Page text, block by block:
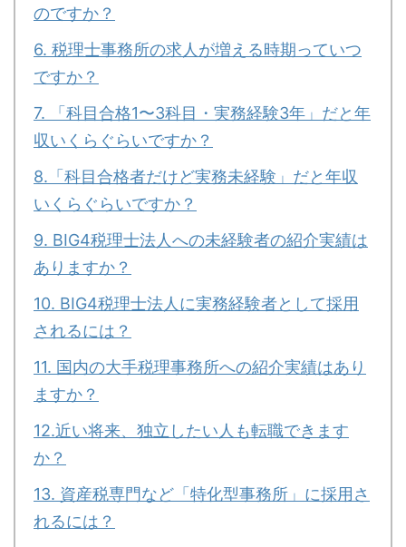
のですか？
6. 税理士事務所の求人が増える時期っていつ
ですか？
7. 「科目合格1〜3科目・実務経験3年」だと年
収いくらぐらいですか？
8.「科目合格者だけど実務未経験」だと年収
いくらぐらいですか？
9. BIG4税理士法人への未経験者の紹介実績は
ありますか？
10. BIG4税理士法人に実務経験者として採用
されるには？
11. 国内の大手税理事務所への紹介実績はあり
ますか？
12.近い将来、独立したい人も転職できます
か？
13. 資産税専門など「特化型事務所」に採用さ
れるには？